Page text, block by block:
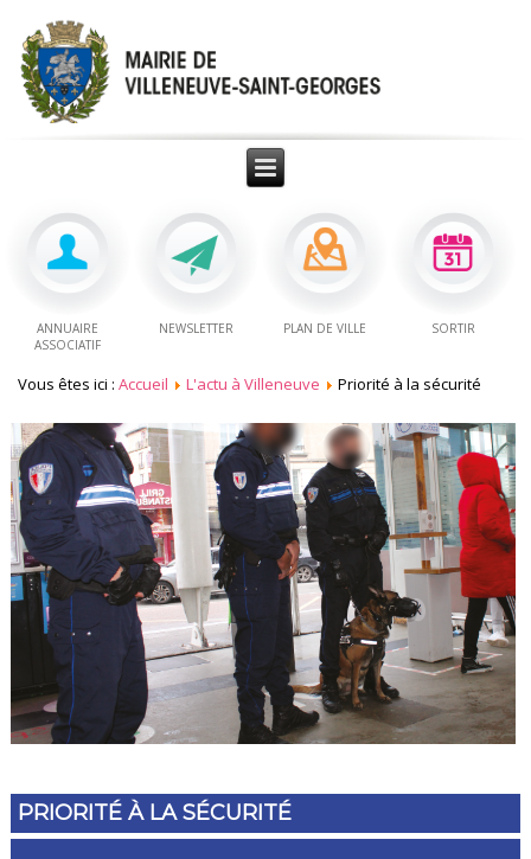
ANNUAIRE
ASSOCIATIF
NEWSLETTER PLAN DE VILLE SORTIR
Vous êtes ici :Accueil L'actu à Villeneuve Priorité à la sécurité
PRIORITÉ À LA SÉCURITÉ